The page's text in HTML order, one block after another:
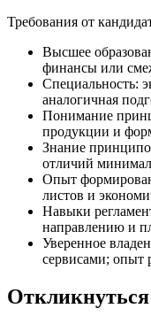
Требования от
Высшее
финансы или
Специальность:
аналогичная
Понимание
продукции и
Знание
отличий
Опыт
листов и
Навыки
направлению и
Уверенное
сервисами; опыт